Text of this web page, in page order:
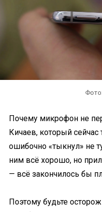
Почему микрофон не
Кичаев, который сейчас
ошибочно «тыкнул» не
ним всё хорошо, но
— всё закончилось бы
Поэтому будьте